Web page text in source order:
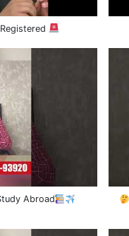
Abroad